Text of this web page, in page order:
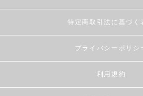
特定商取引法に基づく
プライバシーポリシ
利用規約